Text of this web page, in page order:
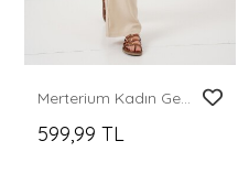
Merterium Kadın Geniş Paça Keten Pantolon 6735 - Krem
599,99 TL